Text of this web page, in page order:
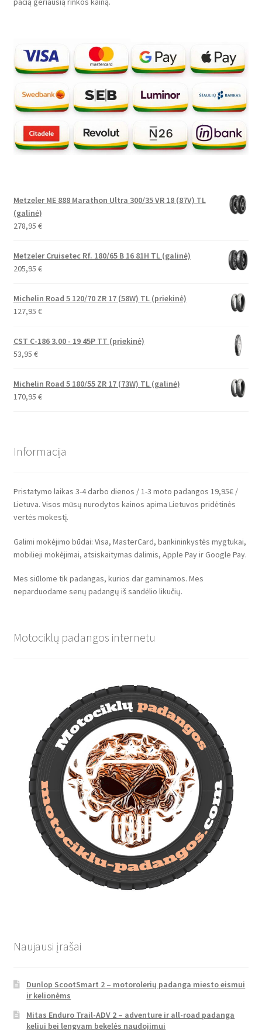
Metzeler ME 888 Marathon Ultra 300/35 VR 18 (87V) TL
(galinė)
278,95 €
Metzeler Cruisetec Rf. 180/65 B 16 81H TL (galinė)
205,95 €
Michelin Road 5 120/70 ZR 17 (58W) TL (priekinė)
127,95 €
CST C-186 3.00 - 19 45P TT (priekinė)
53,95 €
Michelin Road 5 180/55 ZR 17 (73W) TL (galinė)
170,95 €
Informacija
Pristatymo laikas 3-4 darbo dienos / 1-3 moto padangos 19,95€ /
Lietuva. Visos mūsų nurodytos kainos apima Lietuvos pridėtinės
vertės mokestį.
Galimi mokėjimo būdai: Visa, MasterCard, bankininkystės mygtukai,
mobilieji mokėjimai, atsiskaitymas dalimis, Apple Pay ir Google Pay.
Mes siūlome tik padangas, kurios dar gaminamos. Mes
neparduodame senų padangų iš sandėlio likučių.
Motociklų padangos internetu
Naujausi įrašai
Dunlop ScootSmart 2 – motorolerių padanga miesto eismui
ir kelionėms
Mitas Enduro Trail-ADV 2 – adventure ir all-road padanga
keliui bei lengvam bekelės naudojimui